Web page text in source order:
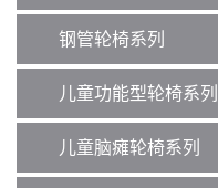
钢管轮椅系列
儿童功能型轮椅系列
儿童脑瘫轮椅系列